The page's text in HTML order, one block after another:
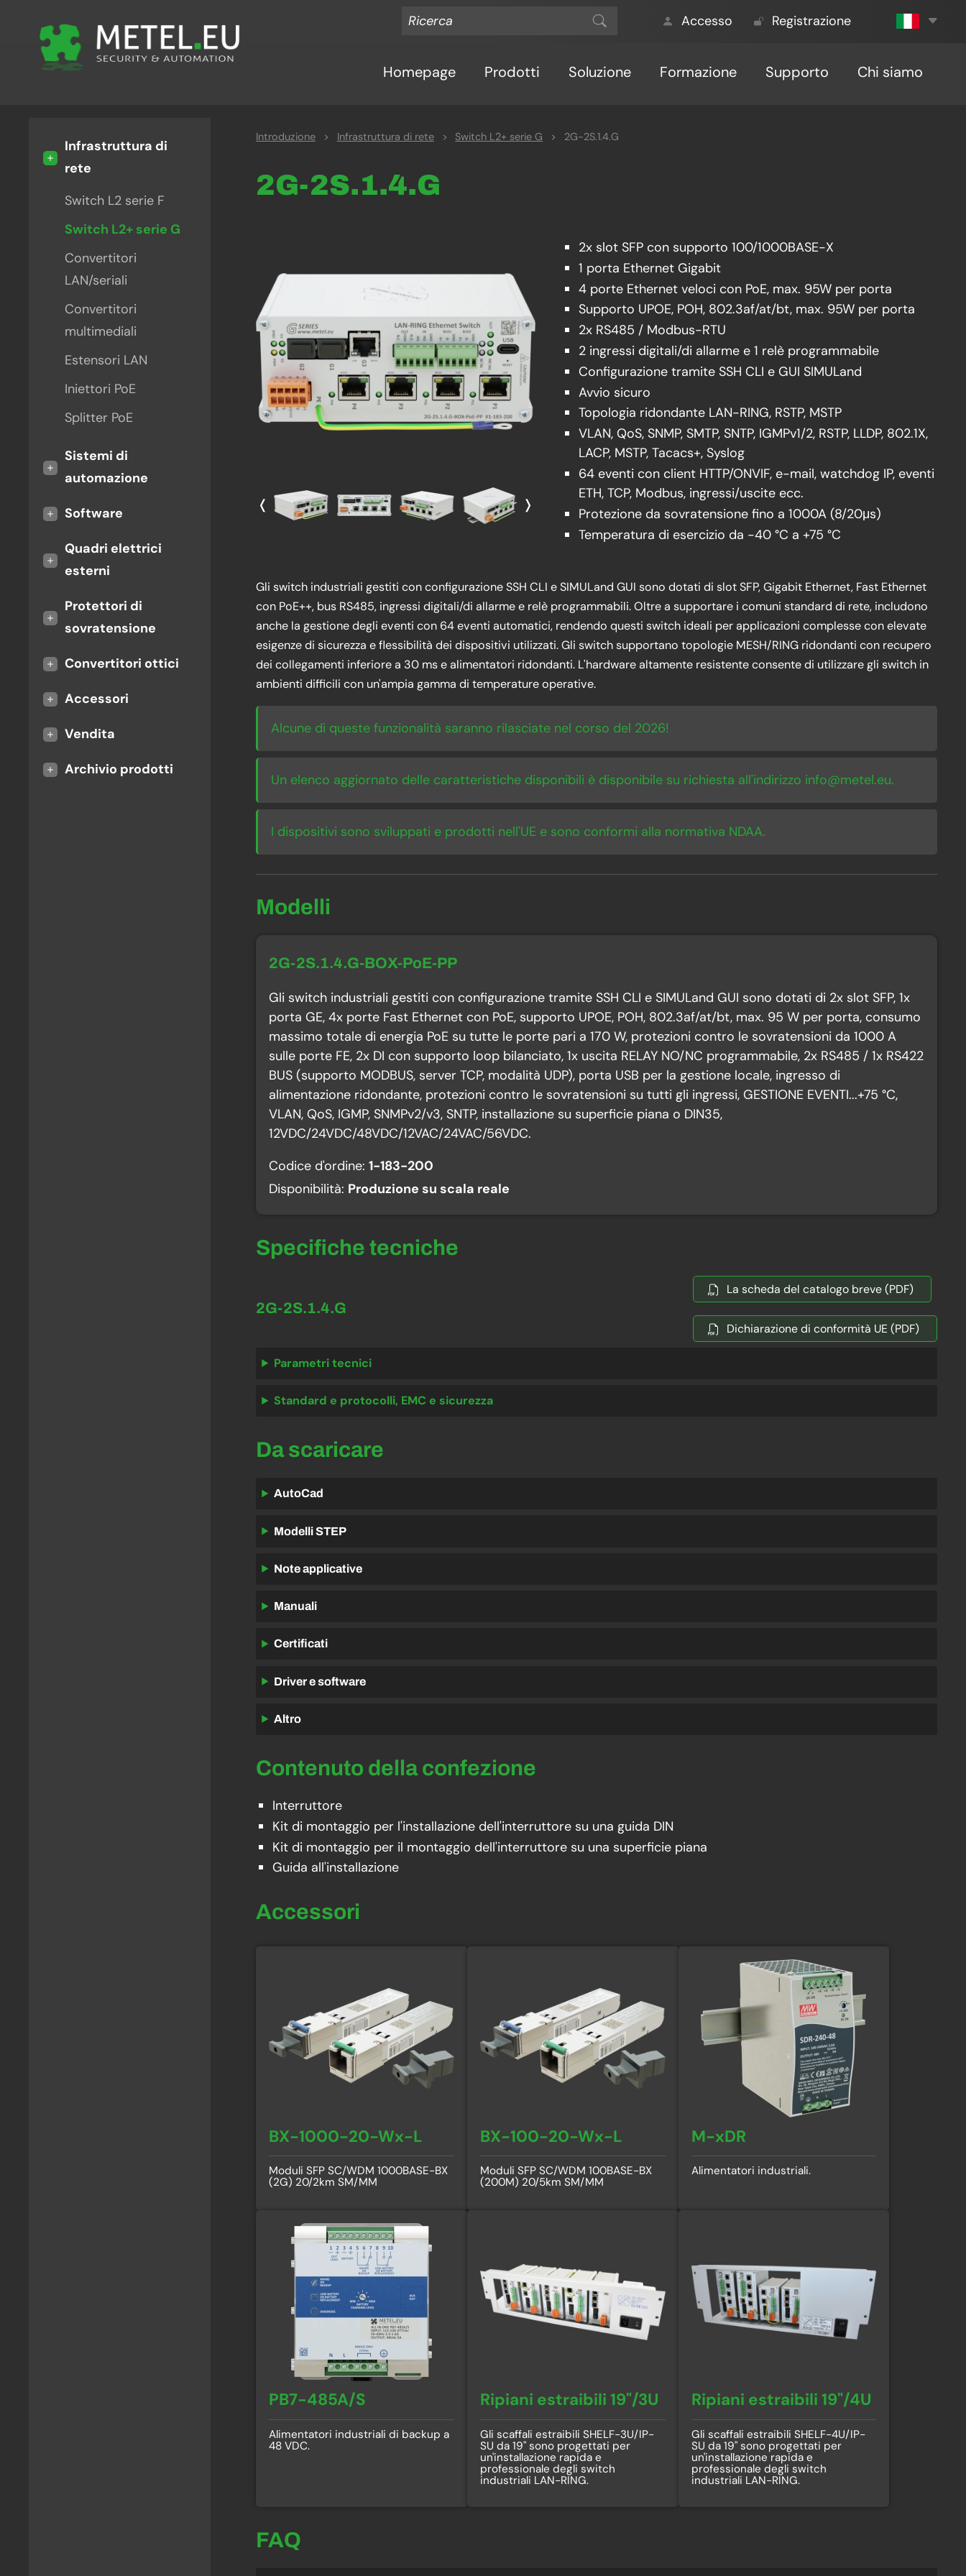
Accesso Registrazione
Homepage Prodotti Soluzione Formazione Supporto Chi siamo
-
Infrastruttura di
rete
Switch L2 serie F
Switch L2+ serie G
Convertitori
LAN/seriali
Convertitori
multimediali
Estensori LAN
Iniettori PoE
Splitter PoE
+
Sistemi di
automazione
+ Software
+
Quadri elettrici
esterni
+
Protettori di
sovratensione
+ Convertitori ottici
+ Accessori
+ Vendita
+ Archivio prodotti
Introduzione > Infrastruttura di rete > Switch L2+ serie G > 2G-2S.1.4.G
2G-2S.1.4.G
❬ ❭
2x slot SFP con supporto 100/1000BASE-X
1 porta Ethernet Gigabit
4 porte Ethernet veloci con PoE, max. 95W per porta
Supporto UPOE, POH, 802.3af/at/bt, max. 95W per porta
2x RS485 / Modbus-RTU
2 ingressi digitali/di allarme e 1 relè programmabile
Configurazione tramite SSH CLI e GUI SIMULand
Avvio sicuro
Topologia ridondante LAN-RING, RSTP, MSTP
VLAN, QoS, SNMP, SMTP, SNTP, IGMPv1/2, RSTP, LLDP, 802.1X,
LACP, MSTP, Tacacs+, Syslog
64 eventi con client HTTP/ONVIF, e-mail, watchdog IP, eventi
ETH, TCP, Modbus, ingressi/uscite ecc.
Protezione da sovratensione fino a 1000A (8/20μs)
Temperatura di esercizio da -40 °C a +75 °C
Gli switch industriali gestiti con configurazione SSH CLI e SIMULand GUI sono dotati di slot SFP, Gigabit Ethernet, Fast Ethernet
con PoE++, bus RS485, ingressi digitali/di allarme e relè programmabili. Oltre a supportare i comuni standard di rete, includono
anche la gestione degli eventi con 64 eventi automatici, rendendo questi switch ideali per applicazioni complesse con elevate
esigenze di sicurezza e flessibilità dei dispositivi utilizzati. Gli switch supportano topologie MESH/RING ridondanti con recupero
dei collegamenti inferiore a 30 ms e alimentatori ridondanti. L'hardware altamente resistente consente di utilizzare gli switch in
ambienti difficili con un'ampia gamma di temperature operative.
Alcune di queste funzionalità saranno rilasciate nel corso del 2026!
Un elenco aggiornato delle caratteristiche disponibili è disponibile su richiesta all'indirizzo info@metel.eu.
I dispositivi sono sviluppati e prodotti nell'UE e sono conformi alla normativa NDAA.
Modelli
2G-2S.1.4.G-BOX-PoE-PP
Gli switch industriali gestiti con configurazione tramite SSH CLI e SIMULand GUI sono dotati di 2x slot SFP, 1x
porta GE, 4x porte Fast Ethernet con PoE, supporto UPOE, POH, 802.3af/at/bt, max. 95 W per porta, consumo
massimo totale di energia PoE su tutte le porte pari a 170 W, protezioni contro le sovratensioni da 1000 A
sulle porte FE, 2x DI con supporto loop bilanciato, 1x uscita RELAY NO/NC programmabile, 2x RS485 / 1x RS422
BUS (supporto MODBUS, server TCP, modalità UDP), porta USB per la gestione locale, ingresso di
alimentazione ridondante, protezioni contro le sovratensioni su tutti gli ingressi, GESTIONE EVENTI...+75 °C,
VLAN, QoS, IGMP, SNMPv2/v3, SNTP, installazione su superficie piana o DIN35,
12VDC/24VDC/48VDC/12VAC/24VAC/56VDC.
Codice d'ordine:1-183-200
Disponibilità: Produzione su scala reale
Specifiche tecniche
2G-2S.1.4.G
La scheda del catalogo breve (PDF)
Dichiarazione di conformità UE (PDF)
Parametri tecnici
Standard e protocolli, EMC e sicurezza
Da scaricare
AutoCad
Modelli STEP
Note applicative
Manuali
Certificati
Driver e software
Altro
Contenuto della confezione
Interruttore
Kit di montaggio per l'installazione dell'interruttore su una guida DIN
Kit di montaggio per il montaggio dell'interruttore su una superficie piana
Guida all'installazione
Accessori
BX-1000-20-Wx-L
Moduli SFP SC/WDM 1000BASE-BX
(2G) 20/2km SM/MM
BX-100-20-Wx-L
Moduli SFP SC/WDM 100BASE-BX
(200M) 20/5km SM/MM
M-xDR
Alimentatori industriali.
PB7-485A/S
Alimentatori industriali di backup a
48 VDC.
Ripiani estraibili 19"/3U
Gli scaffali estraibili SHELF-3U/IP-
SU da 19" sono progettati per
un'installazione rapida e
professionale degli switch
industriali LAN-RING.
Ripiani estraibili 19"/4U
Gli scaffali estraibili SHELF-4U/IP-
SU da 19" sono progettati per
un'installazione rapida e
professionale degli switch
industriali LAN-RING.
FAQ